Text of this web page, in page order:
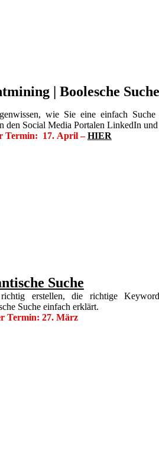
| Boolesche Suche
wie Sie eine einfach
den Social Media Portalen LinkedIn
Termin: 17. April –HIER
Suche
erstellen, die richtige
Suche einfach erklärt.
Termin: 27. März